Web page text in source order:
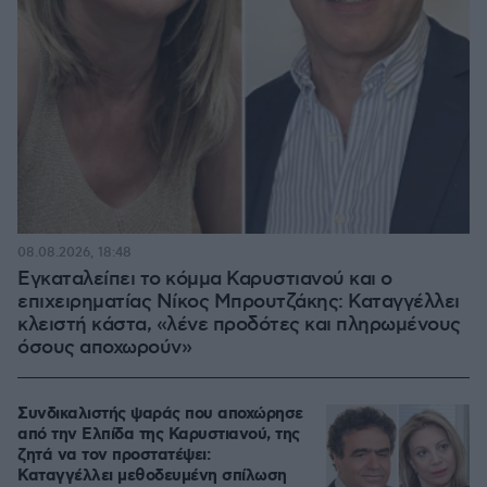
Εγκαταλείπει το κόμμα Καρυστιανού και ο
επιχειρηματίας Νίκος Μπρουτζάκης: Καταγγέλλει
κλειστή κάστα, «λένε προδότες και πληρωμένους
όσους αποχωρούν»
08.08.2026, 18:48
Συνδικαλιστής ψαράς που αποχώρησε
από την Ελπίδα της Καρυστιανού, της
ζητά να τον προστατέψει:
Καταγγέλλει μεθοδευμένη σπίλωση